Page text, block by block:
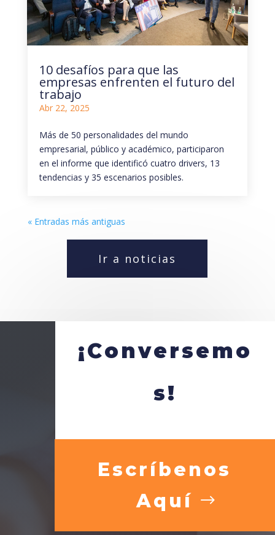
10 desafíos para que las
empresas enfrenten el futuro del
trabajo
Abr 22, 2025
Más de 50 personalidades del mundo
empresarial, público y académico, participaron
en el informe que identificó cuatro drivers, 13
tendencias y 35 escenarios posibles.
« Entradas más antiguas
Ir a noticias
¡Conversemo
s!
Escríbenos
Aquí